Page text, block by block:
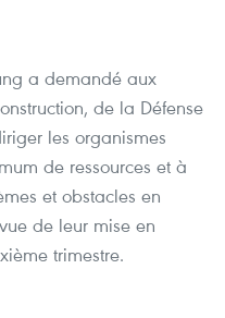
a demandé aux
de la Défense
les organismes
de ressources et à
et obstacles en
de leur mise en
trimestre.